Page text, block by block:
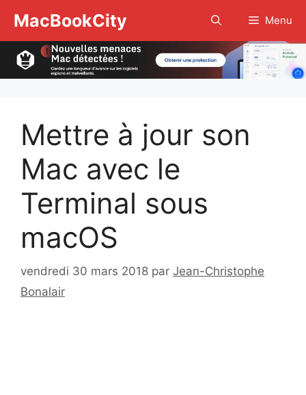
contenu
MacBookCity Menu
Mettre à jour son
Mac avec le
Terminal sous
macOS
vendredi 30 mars 2018 par Jean-Christophe
Bonalair